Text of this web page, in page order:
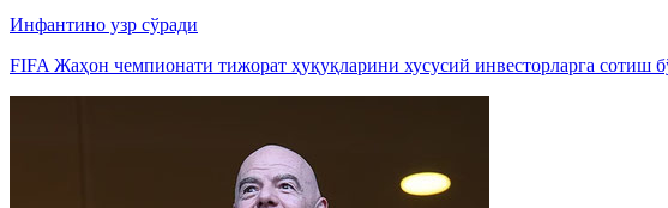
Инфантино узр сўради
FIFA Жаҳон чемпионати тижорат ҳуқуқларини хусусий инвесторларга сотиш